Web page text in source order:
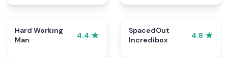
Hard Working
Man
4.4
SpacedOut
Incredibox
4.8